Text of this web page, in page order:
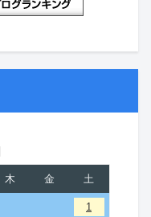
木 金 土
1